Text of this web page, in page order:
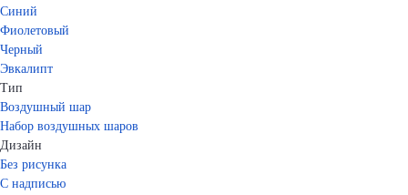
Синий
Фиолетовый
Черный
Эвкалипт
Тип
Воздушный шар
Набор воздушных шаров
Дизайн
Без рисунка
С надписью